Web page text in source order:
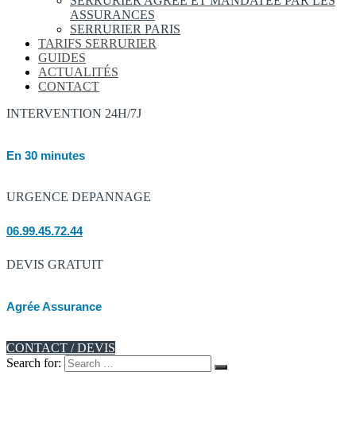
ASSURANCES
SERRURIER PARIS
TARIFS SERRURIER
GUIDES
ACTUALITÉS
CONTACT
INTERVENTION 24H/7J
En 30 minutes
URGENCE DEPANNAGE
06.99.45.72.44
DEVIS GRATUIT
Agrée Assurance
CONTACT / DEVIS
Search for: